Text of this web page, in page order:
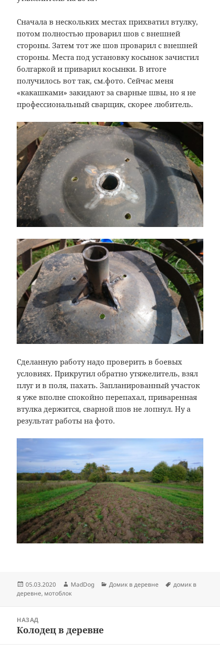
Сначала в нескольких местах прихватил втулку,
потом полностью проварил шов с внешней
стороны. Затем тот же шов проварил с внешней
стороны. Места под установку косынок зачистил
болгаркой и приварил косынки. В итоге
получилось вот так, см.фото. Сейчас меня
«какашками» закидают за сварные швы, но я не
профессиональный сварщик, скорее любитель.
Сделанную работу надо проверить в боевых
условиях. Прикрутил обратно утяжелитель, взял
плуг и в поля, пахать. Запланированный участок
я уже вполне спокойно перепахал, приваренная
втулка держится, сварной шов не лопнул. Ну а
результат работы на фото.
Опубликовано
05.03.2020 Автор
MadDog Рубрики
Домик в деревне Метки
домик в
деревне, мотоблок
записям
НАЗАД
Предыдущая
Колодец в деревне